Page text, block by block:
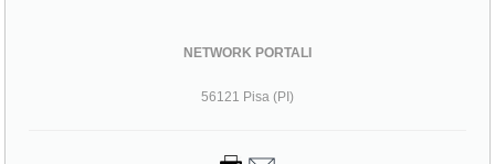
NETWORK PORTALI
56121 Pisa (PI)